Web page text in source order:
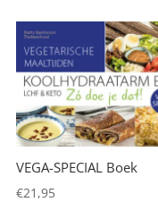
VEGA-SPECIAL Boek
€21,95